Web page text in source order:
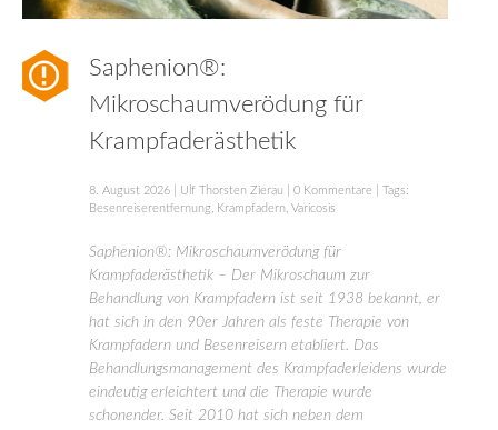
Saphenion®:
Mikroschaumverödung für
Krampfaderästhetik
8. August 2026 Ulf Thorsten Zierau 0 Kommentare | Tags:
Besenreiserentfernung, Krampfadern, Varicosis
Saphenion®: Mikroschaumverödung für
Krampfaderästhetik – Der Mikroschaum zur
Behandlung von Krampfadern ist seit 1938 bekannt, er
hat sich in den 90er Jahren als feste Therapie von
Krampfadern und Besenreisern etabliert. Das
Behandlungsmanagement des Krampfaderleidens wurde
eindeutig erleichtert und die Therapie wurde
schonender. Seit 2010 hat sich neben dem